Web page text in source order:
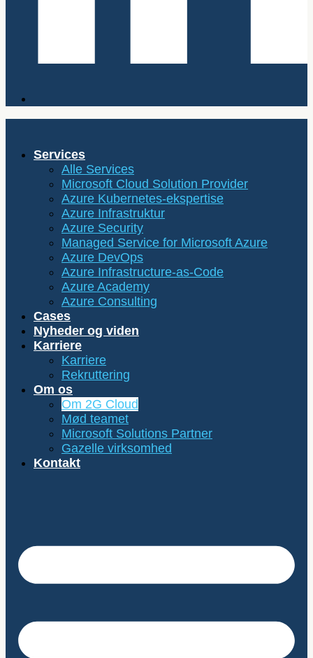
Services
Alle Services
Microsoft Cloud Solution Provider
Azure Kubernetes-ekspertise
Azure Infrastruktur
Azure Security
Managed Service for Microsoft Azure
Azure DevOps
Azure Infrastructure-as-Code
Azure Academy
Azure Consulting
Cases
Nyheder og viden
Karriere
Karriere
Rekruttering
Om os
Om 2G Cloud
Mød teamet
Microsoft Solutions Partner
Gazelle virksomhed
Kontakt